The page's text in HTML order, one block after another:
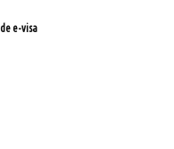
e-visa